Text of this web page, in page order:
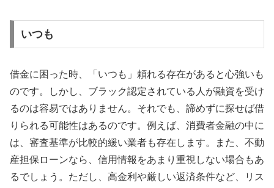
いつも
借金に困った時、「いつも」頼れる存在があると心強いも
のです。しかし、ブラック認定されている人が融資を受け
るのは容易ではありません。それでも、諦めずに探せば借
りられる可能性はあるのです。例えば、消費者金融の中に
は、審査基準が比較的緩い業者も存在します。また、不動
産担保ローンなら、信用情報をあまり重視しない場合もあ
るでしょう。ただし、高金利や厳しい返済条件など、リス